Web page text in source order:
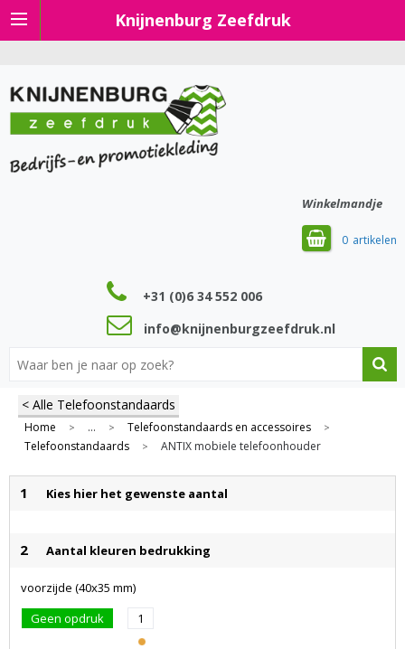
Knijnenburg Zeefdruk
Winkelmandje
0
+31 (0)6 34 552 006
info@knijnenburgzeefdruk.nl
< Alle Telefoonstandaards
Home > ... > Telefoonstandaards en accessoires >
Telefoonstandaards > ANTIX mobiele telefoonhouder
1 Kies hier het gewenste aantal
2 Aantal kleuren bedrukking
voorzijde (40x35 mm)
Geen opdruk
1